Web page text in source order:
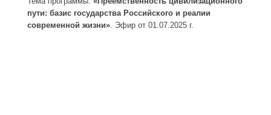
пути: базис государства Российского и реалии
современной жизни». Эфир от 01.07.2025 г.